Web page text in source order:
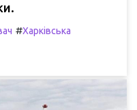
#Харківська